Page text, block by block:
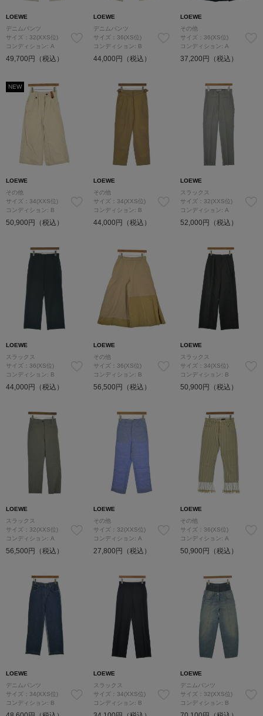
LOEWE
デニムパンツ
サイズ：32(XXS位)
コンディション: A
49,700円（税込）
LOEWE
デニムパンツ
サイズ：36(XS位)
コンディション: B
44,000円（税込）
LOEWE
その他
サイズ：36(XS位)
コンディション: A
37,200円（税込）
NEW
LOEWE
その他
サイズ：34(XXS位)
コンディション: B
50,900円（税込）
LOEWE
その他
サイズ：34(XXS位)
コンディション: B
44,000円（税込）
LOEWE
スラックス
サイズ：32(XXS位)
コンディション: A
52,000円（税込）
LOEWE
スラックス
サイズ：36(XS位)
コンディション: B
44,000円（税込）
LOEWE
その他
サイズ：36(XS位)
コンディション: B
56,500円（税込）
LOEWE
スラックス
サイズ：34(XS位)
コンディション: B
50,900円（税込）
LOEWE
スラックス
サイズ：32(XXS位)
コンディション: A
56,500円（税込）
LOEWE
その他
サイズ：32(XXS位)
コンディション: A
27,800円（税込）
LOEWE
その他
サイズ：36(XS位)
コンディション: A
50,900円（税込）
LOEWE
デニムパンツ
サイズ：34(XXS位)
コンディション: B
LOEWE
スラックス
サイズ：34(XXS位)
コンディション: B
LOEWE
デニムパンツ
サイズ：32(XXS位)
コンディション: B